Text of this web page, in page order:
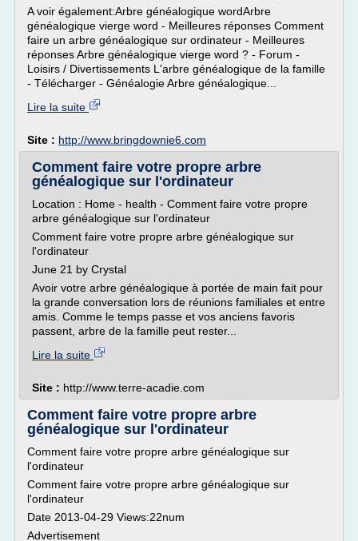
A voir également:Arbre généalogique wordArbre
généalogique vierge word - Meilleures réponses Comment
faire un arbre généalogique sur ordinateur - Meilleures
réponses Arbre généalogique vierge word ? - Forum -
Loisirs / Divertissements L'arbre généalogique de la famille
- Télécharger - Généalogie Arbre généalogique...
Lire la suite
Site : http://www.bringdownie6.com
Comment faire votre propre arbre
généalogique sur l'ordinateur
Location : Home - health - Comment faire votre propre
arbre généalogique sur l'ordinateur
Comment faire votre propre arbre généalogique sur
l'ordinateur
June 21 by Crystal
Avoir votre arbre généalogique à portée de main fait pour
la grande conversation lors de réunions familiales et entre
amis. Comme le temps passe et vos anciens favoris
passent, arbre de la famille peut rester...
Lire la suite
Site : http://www.terre-acadie.com
Comment faire votre propre arbre
généalogique sur l'ordinateur
Comment faire votre propre arbre généalogique sur
l'ordinateur
Comment faire votre propre arbre généalogique sur
l'ordinateur
Date 2013-04-29 Views:22num
Advertisement